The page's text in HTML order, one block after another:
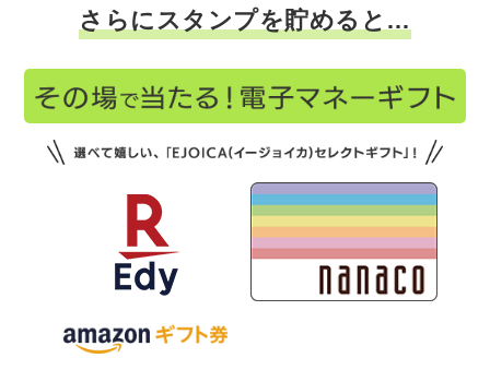
さらにスタンプを貯めると…